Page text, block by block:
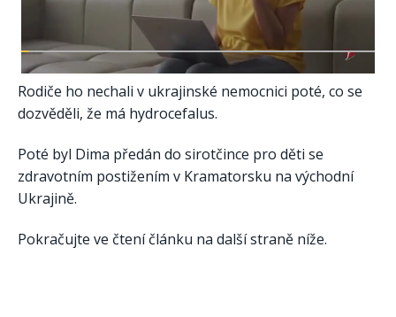
Rodiče ho nechali v ukrajinské nemocnici poté, co se
dozvěděli, že má hydrocefalus.
Poté byl Dima předán do sirotčince pro děti se
zdravotním postižením v Kramatorsku na východní
Ukrajině.
Pokračujte ve čtení článku na další straně níže.